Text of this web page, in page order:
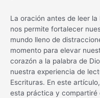
La oración antes de leer
nos permite fortalecer
mundo lleno de
momento para elevar
corazón a la palabra de
nuestra experiencia de
Escrituras. En este
esta práctica y compartiré